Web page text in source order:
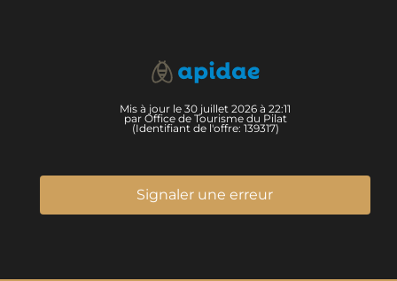
Mis à jour le 30 juillet 2026 à 22:11
par Office de Tourisme du Pilat
(Identifiant de l'offre: 139317)
Signaler une erreur